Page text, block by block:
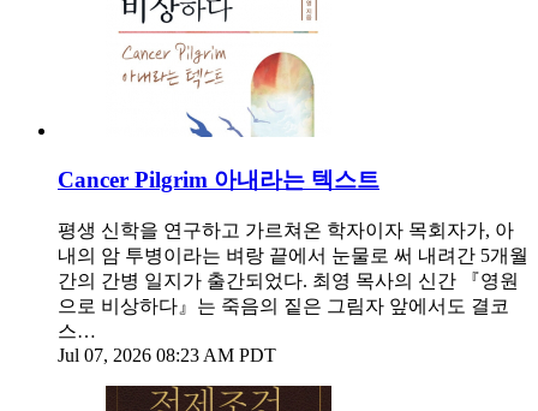
Cancer Pilgrim 아내라는 텍스트
평생 신학을 연구하고 가르쳐온 학자이자 목회자가, 아
내의 암 투병이라는 벼랑 끝에서 눈물로 써 내려간 5개월
간의 간병 일지가 출간되었다. 최영 목사의 신간 『영원
으로 비상하다』는 죽음의 짙은 그림자 앞에서도 결코
스…
Jul 07, 2026 08:23 AM PDT